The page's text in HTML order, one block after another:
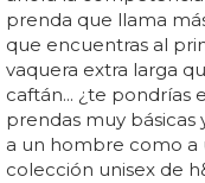
prenda que llama
que encuentras al
vaquera extra larga
caftán... ¿te pondrías
prendas muy básicas
a un hombre como a
colección unisex de